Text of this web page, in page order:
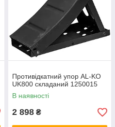
Противідкатний упор AL-KO
UK800 складаний 1250015
В наявності
2 898 ₴